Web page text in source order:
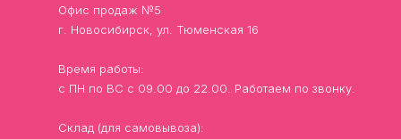
Офис продаж №5
г. Новосибирск, ул. Тюменская 16
Время работы:
с ПН по ВС с 09.00 до 22.00. Работаем по звонку.
Склад (для самовывоза):